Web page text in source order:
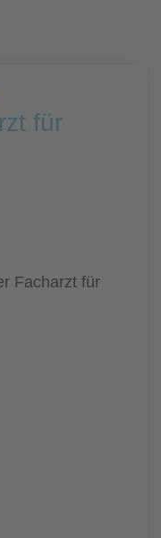
für
Facharzt für